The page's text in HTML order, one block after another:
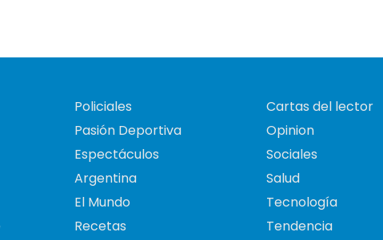
Policiales
Pasión Deportiva
Espectáculos
Argentina
El Mundo
Recetas
Cartas del lector
Opinion
Sociales
Salud
Tecnología
Tendencia